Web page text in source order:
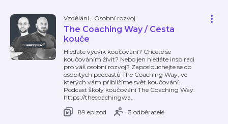
Vzdělání, Osobní rozvoj
The Coaching Way / Cesta
kouče
Hledáte výcvik koučování? Chcete se
koučováním živit? Nebo jen hledáte inspiraci
pro váš osobní rozvoj? Zaposlouchejte se do
osobitých podcastů The Coaching Way, ve
kterých vám přiblížíme svět koučování.
Podcast školy koučování The Coaching Way:
https://thecoachingwa…
89 epizod
3 odběratelé